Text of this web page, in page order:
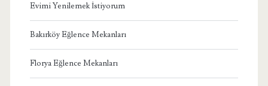
Evimi Yenilemek İstiyorum
Bakırköy Eğlence Mekanları
Florya Eğlence Mekanları